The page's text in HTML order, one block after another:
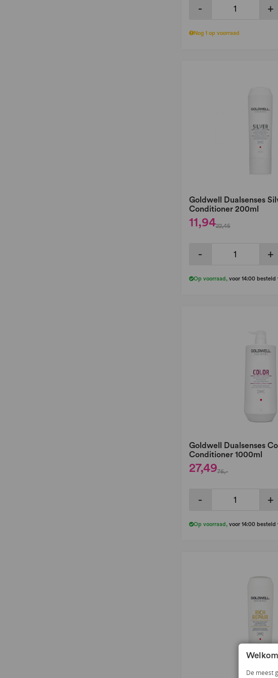
- +
Nog 1 op voorraad
Goldwell Dualsenses
Conditioner 200ml
11,9422,45
- +
Op voorraad , voor 14:00 besteld
Goldwell Dualsenses
Conditioner 1000ml
27,4976,-
- +
Op voorraad , voor 14:00 besteld
De meest